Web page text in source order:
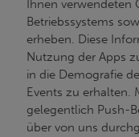
Ihnen verwendeten
Betriebssystems
erheben. Diese
Nutzung der Apps
in die Demografie
Events zu erhalten.
gelegentlich Push-
über von uns